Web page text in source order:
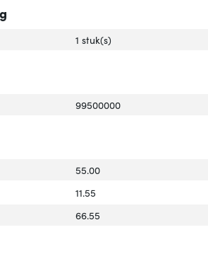
1 stuk(s)
99500000
55.00
11.55
66.55